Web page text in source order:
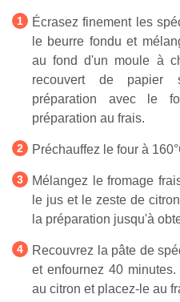
Écrasez finement les
le beurre fondu et
au fond d'un moule à
recouvert de papier
préparation avec le
préparation au frais.
Préchauffez le four à
Mélangez le fromage
le jus et le zeste de
la préparation jusqu'à
Recouvrez la pâte de
et enfournez 40
au citron et placez-le au